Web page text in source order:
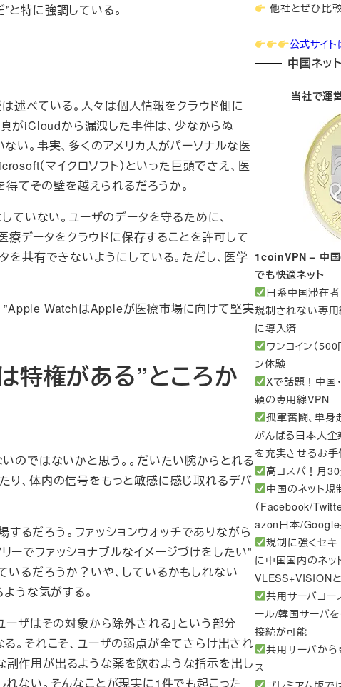
特に強調している。
述べている。人々は個人情報をクラウド側に
がiCloudから漏洩した事件は、少なからぬ
い。事実、多くのアメリカ人がパーソナルな医
（マイクロソフト）といった巨頭でさえ、医
てその壁を越えられるだろうか。
いない。ユーザのデータを守るために、
データをクラウドに保存することを許可して
を共有できないようにしている。ただし、医学
”Apple WatchはAppleが医療市場に向けて堅実
特権がある”ところか
のではないかと思う。。だいたい腕からとれる
り、体内の信号をもっと敏感に感じ取れるデバ
するだろう。ファッションウォッチでありながら
でファッショナブルなイメージづけをしたい”
るだろうか？いや、しているかもしれない
うな気がする。
ーザはその対象から除外される」という部分
。それこそ、ユーザの弱点が全てさらけ出され
作用が出るような薬を飲むような指示を出し
ない。そんなことが現実に1件でも起こった
他社とぜひ比
公式サイ
中国ネッ
当社で運
1coinVPN – 中国
でも快適ネット
日系中国滞在
規制されない専用
に導入済
ワンコイン（
ン体験
Xで話題！中国
頼の専用線VPN
孤軍奮闘、単身
がんばる日本人
を充実させるお手
高コスパ！月
中国のネット
（Facebook/
azon日本/Google
規制に強くセキ
に中国国内のネ
VLESS+VISION
共用サーバコ
ール/韓国サーバを
接続が可能
共用サーバから
ス